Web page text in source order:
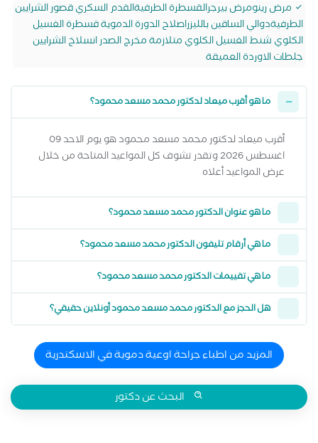
مرض رينومرض بيرجرالقسطرة الطرفيةالقدم السكري قصور الشرايين
الطرفيةدوالي الساقين بالليزراصلاح الدورة الدموية قسطرة الغسيل
الكلوي شنط الغسيل الكلوي متلازمة مخرج الصدر انسلاخ الشرايين
جلطات الاوردة العميقة
ما هو أقرب ميعاد لدكتور محمد مسعد محمود؟
أقرب ميعاد لدكتور محمد مسعد محمود هو يوم الاحد 09
اغسطس 2026 وتقدر تشوف كل المواعيد المتاحة من خلال
عرض المواعيد أعلاه
ما هو عنوان الدكتور محمد مسعد محمود؟
ما هي أرقام تليفون الدكتور محمد مسعد محمود؟
ما هي تقييمات الدكتور محمد مسعد محمود؟
هل الحجز مع الدكتور محمد مسعد محمود أونلاين حقيقي؟
المزيد من اطباء جراحة اوعية دموية في الاسكندرية
البحث عن دكتور